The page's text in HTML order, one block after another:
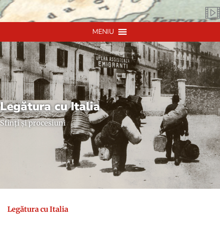
MENIU
Legătura cu Italia
Sfinți și procesiuni
Legătura cu Italia